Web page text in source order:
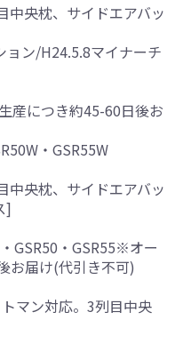
央枕、サイドエアバッ
ョン/H24.5.8マイナーチ
につき約45-60日後お
・GSR55W
央枕、サイドエアバッ
]
GSR50・GSR55※オー
お届け(代引き不可)
マン対応。3列目中央